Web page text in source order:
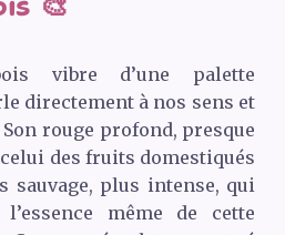
vibre d’une palette
directement à nos sens et
rouge profond, presque
des fruits domestiqués
sauvage, plus intense, qui
même de cette